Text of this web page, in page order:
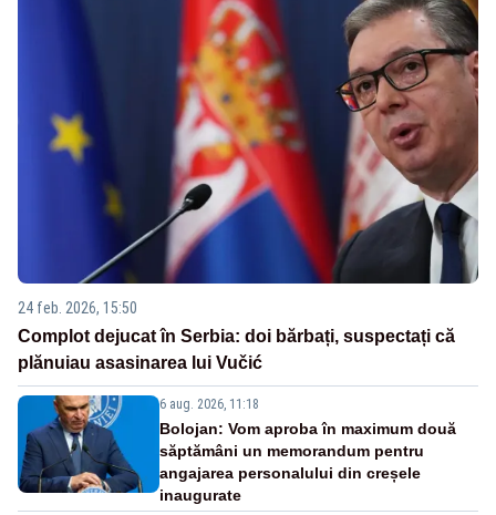
24 feb. 2026, 15:50
Complot dejucat în Serbia: doi bărbați, suspectați că
plănuiau asasinarea lui Vučić
6 aug. 2026, 11:18
Bolojan: Vom aproba în maximum două
săptămâni un memorandum pentru
angajarea personalului din creșele
inaugurate